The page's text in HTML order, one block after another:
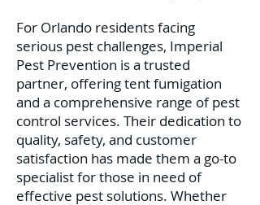
For Orlando residents facing
serious pest challenges, Imperial
Pest Prevention is a trusted
partner, offering tent fumigation
and a comprehensive range of pest
control services. Their dedication to
quality, safety, and customer
satisfaction has made them a go-to
specialist for those in need of
effective pest solutions. Whether